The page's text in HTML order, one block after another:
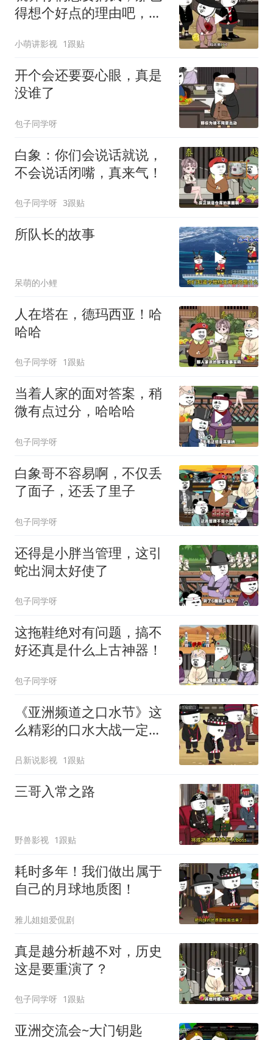
得想个好点的理由吧，这
小萌讲影视 1跟贴
开个会还要耍心眼，真是
没谁了
包子同学呀
白象：你们会说话就说，
不会说话闭嘴，真来气！
包子同学呀 3跟贴
所队长的故事
呆萌的小鲤
人在塔在，德玛西亚！哈
哈哈
包子同学呀 1跟贴
当着人家的面对答案，稍
微有点过分，哈哈哈
包子同学呀
白象哥不容易啊，不仅丢
了面子，还丢了里子
包子同学呀
还得是小胖当管理，这引
蛇出洞太好使了
包子同学呀
这拖鞋绝对有问题，搞不
好还真是什么上古神器！
包子同学呀
《亚洲频道之口水节》这
么精彩的口水大战一定不
吕新说影视 1跟贴
三哥入常之路
野兽影视 1跟贴
耗时多年！我们做出属于
自己的月球地质图！
雅儿姐姐爱侃剧
真是越分析越不对，历史
这是要重演了？
包子同学呀 1跟贴
亚洲交流会~大门钥匙